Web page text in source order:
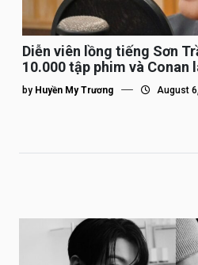
Diễn viên lồng tiếng Sơn
10.000 tập phim và Conan
nhất”
by Huyền My Trương August